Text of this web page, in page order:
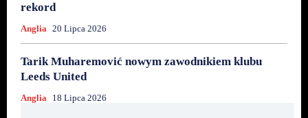
rekord
Anglia 20 Lipca 2026
Tarik Muharemović nowym zawodnikiem klubu
Leeds United
Anglia 18 Lipca 2026